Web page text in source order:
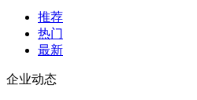
推荐
热门
最新
企业动态